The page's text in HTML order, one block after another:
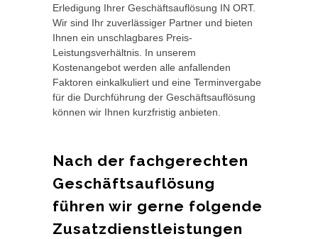
Erledigung Ihrer Geschäftsauflösung IN ORT.
Wir sind Ihr zuverlässiger Partner und bieten
Ihnen ein unschlagbares Preis-
Leistungsverhältnis. In unserem
Kostenangebot werden alle anfallenden
Faktoren einkalkuliert und eine Terminvergabe
für die Durchführung der Geschäftsauflösung
können wir Ihnen kurzfristig anbieten.
Nach der fachgerechten
Geschäftsauflösung
führen wir gerne folgende
Zusatzdienstleistungen